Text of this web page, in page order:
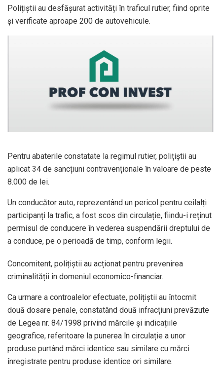
Polițiștii au desfășurat activități în traficul rutier, fiind oprite
și verificate aproape 200 de autovehicule.
Pentru abaterile constatate la regimul rutier, polițiștii au
aplicat 34 de sancțiuni contravenționale în valoare de peste
8.000 de lei.
Un conducător auto, reprezentând un pericol pentru ceilalți
participanți la trafic, a fost scos din circulație, fiindu-i reținut
permisul de conducere în vederea suspendării dreptului de
a conduce, pe o perioadă de timp, conform legii.
Concomitent, polițiștii au acționat pentru prevenirea
criminalității în domeniul economico-financiar.
Ca urmare a controalelor efectuate, polițiștii au întocmit
două dosare penale, constatând două infracțiuni prevăzute
de Legea nr. 84/1998 privind mărcile și indicațiile
geografice, referitoare la punerea în circulație a unor
produse purtând mărci identice sau similare cu mărci
înregistrate pentru produse identice ori similare.